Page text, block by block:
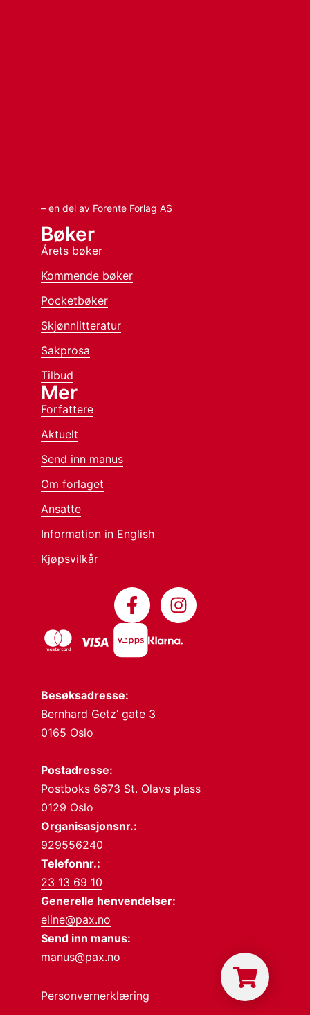
– en del av Forente Forlag AS
Besøksadresse:
Bernhard Getz’ gate 3
0165 Oslo
Postadresse:
Postboks 6673 St. Olavs plass
0129 Oslo
Organisasjonsnr.:
929556240
Telefonnr.:
23 13 69 10
Generelle henvendelser:
eline@pax.no
Send inn manus:
manus@pax.no
Personvernerklæring
Bøker
Årets bøker
Kommende bøker
Pocketbøker
Skjønnlitteratur
Sakprosa
Tilbud
Mer
Forfattere
Aktuelt
Send inn manus
Om forlaget
Ansatte
Information in English
Kjøpsvilkår